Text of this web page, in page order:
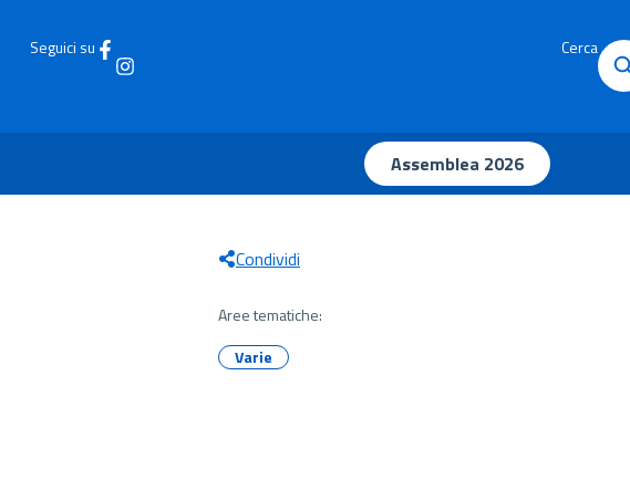
Seguici su Cerca
Assemblea 2026
Condividi
Aree tematiche:
Varie